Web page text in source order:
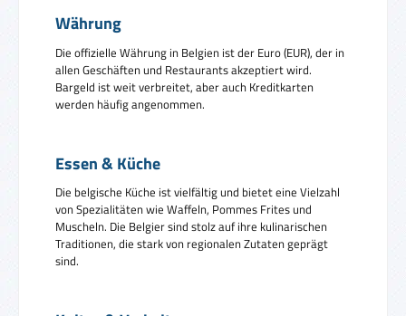
Währung
Die offizielle Währung in Belgien ist der Euro (EUR), der in
allen Geschäften und Restaurants akzeptiert wird.
Bargeld ist weit verbreitet, aber auch Kreditkarten
werden häufig angenommen.
Essen & Küche
Die belgische Küche ist vielfältig und bietet eine Vielzahl
von Spezialitäten wie Waffeln, Pommes Frites und
Muscheln. Die Belgier sind stolz auf ihre kulinarischen
Traditionen, die stark von regionalen Zutaten geprägt
sind.